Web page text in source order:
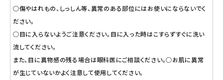
○傷やはれもの、しっしん等、異常のある部位にはお使いにならないでく
ださい。
○目に入らないようご注意ください。目に入った時はこすらずすぐに洗い
流してください。
また、目に異物感の残る場合は眼科医にご相談ください。○お肌に異常
が生じていないかよく注意して使用してください。